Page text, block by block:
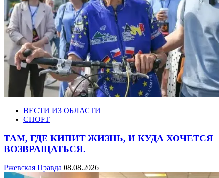
ВЕСТИ ИЗ ОБЛАСТИ
СПОРТ
ТАМ, ГДЕ КИПИТ ЖИЗНЬ, И КУДА ХОЧЕТСЯ
ВОЗВРАЩАТЬСЯ.
Ржевская Правда 08.08.2026